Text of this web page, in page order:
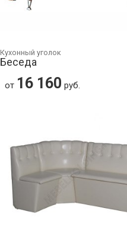
Кухонный уголок
Беседа
от 16 160 руб.